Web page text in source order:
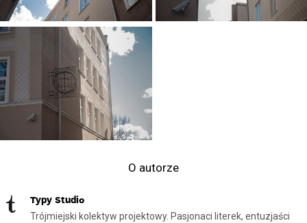
O autorze
Typy Studio
Trójmiejski kolektyw projektowy. Pasjonaci literek, entuzjaści